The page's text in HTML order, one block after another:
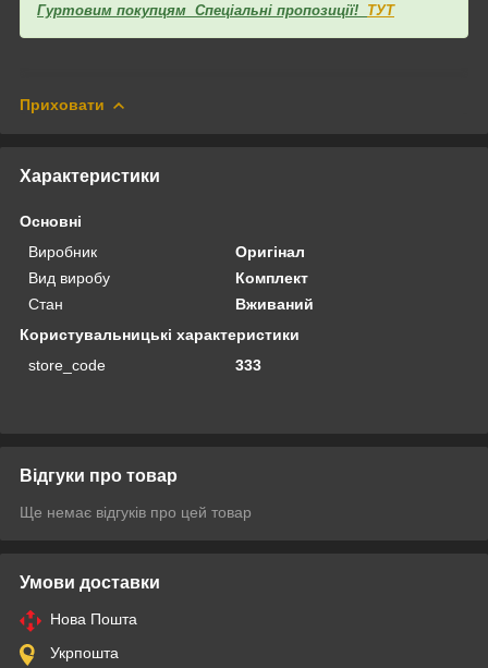
Гуртовим покупцям Спеціальні пропозиції! ТУТ
Приховати
Характеристики
Основні
Виробник
Оригінал
Вид виробу
Комплект
Стан
Вживаний
Користувальницькі характеристики
store_code
333
Відгуки про товар
Ще немає відгуків про цей товар
Умови доставки
Нова Пошта
Укрпошта